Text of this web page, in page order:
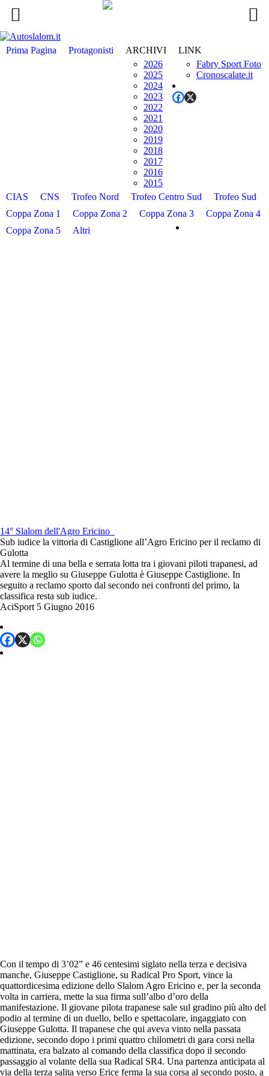
Prima Pagina Protagonisti
ARCHIVI
2026
2025
2024
2023
2022
2021
2020
2019
2018
2017
2016
2015
LINK
Fabry Sport Foto
Cronoscalate.it
CIAS CNS Trofeo Nord Trofeo Centro Sud
Trofeo Sud
Coppa Zona 1
Coppa Zona 2 Coppa Zona 3
Coppa Zona 4
Coppa Zona 5
Altri
14° Slalom dell'Agro Ericino
Sub iudice la vittoria di Castiglione all’Agro Ericino per il reclamo di
Gulotta
Al termine di una bella e serrata lotta tra i giovani piloti trapanesi, ad
avere la meglio su Giuseppe Gulotta è Giuseppe Castiglione. In
seguito a reclamo sporto dal secondo nei confronti del primo, la
classifica resta sub iudice.
AciSport 5 Giugno 2016
Con il tempo di 3’02” e 46 centesimi siglato nella terza e decisiva
manche, Giuseppe Castiglione, su Radical Pro Sport, vince la
quattordicesima edizione dello Slalom Agro Ericino e, per la seconda
volta in carriera, mette la sua firma sull’albo d’oro della
manifestazione. Il giovane pilota trapanese sale sul gradino più alto del
podio al termine di un duello, bello e spettacolare, ingaggiato con
Giuseppe Gulotta. Il trapanese che qui aveva vinto nella passata
edizione, secondo dopo i primi quattro chilometri di gara corsi nella
mattinata, era balzato al comando della classifica dopo il secondo
passaggio al volante della sua Radical SR4. Una partenza anticipata al
via della terza salita verso Erice ferma la sua corsa al secondo posto, a